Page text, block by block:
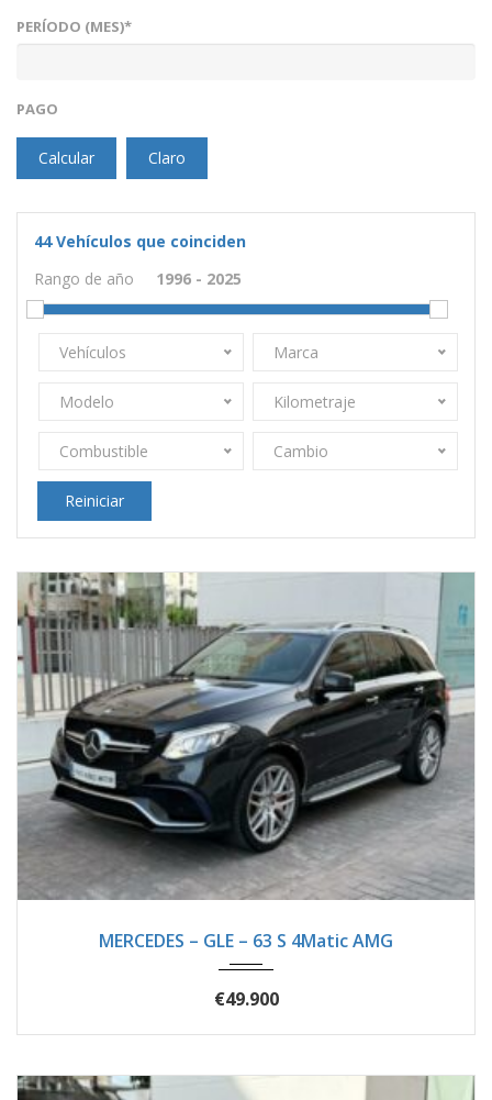
PERÍODO (MES)*
PAGO
Calcular Claro
44 Vehículos que coinciden
Rango de año
Vehículos Marca
Modelo Kilometraje
Combustible Cambio
Reiniciar
MERCEDES – GLE – 63 S 4Matic AMG
€49.900